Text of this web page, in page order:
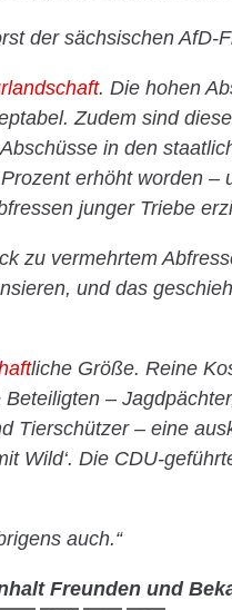
der sächsischen AfD-
. Die hohen
Zudem sind
in den
erhöht worden –
junger Triebe
zu vermehrtem
und das
liche Größe. Reine
–
Tierschützer – eine
Wild‘. Die CDU-
auch.“
Freunden und